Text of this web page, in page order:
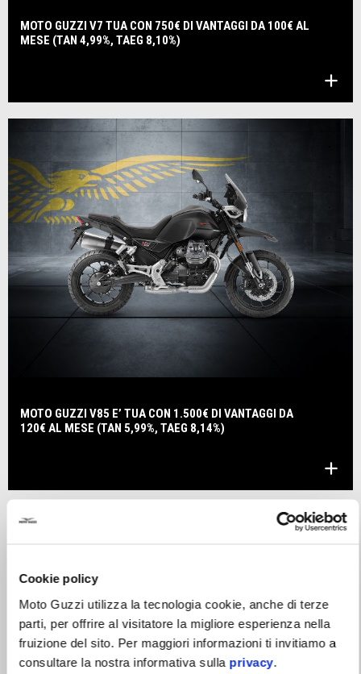
Cookie policy
Moto Guzzi utilizza la tecnologia cookie, anche di terze
parti, per offrire al visitatore la migliore esperienza nella
fruizione del sito. Per maggiori informazioni ti invitiamo a
consultare la nostra informativa sulla privacy
MOTO GUZZI V7 TUA CON 750€ DI VANTAGGI DA 100€ AL
MESE (TAN 4,99%, TAEG 8,10%)
MOTO GUZZI V85 E’ TUA CON 1.500€ DI VANTAGGI DA
120€ AL MESE (TAN 5,99%, TAEG 8,14%)